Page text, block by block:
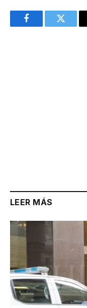
FacebookTwitter
LEER MÁS